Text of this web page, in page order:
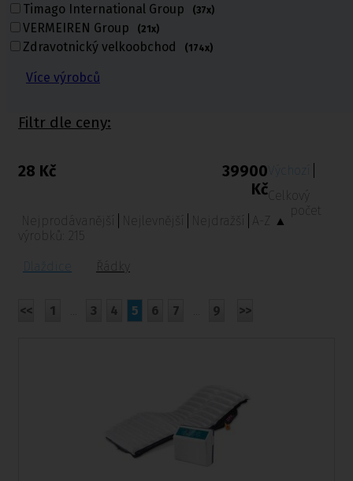
Timago International Group (37x)
VERMEIREN Group (21x)
Zdravotnický velkoobchod (174x)
Více výrobců
Výpis parametrů a výrobců
Nejprodávanější
Aktuálně populární
Filtr dle ceny:
28 Kč
39900
Kč
Nejprodávanější Nejlevnější Nejdražší A-Z ▲
Celkový
počet
výrobků: 215
Dlaždice Řádky
<< 1 3 4 5 6 7 9 >>